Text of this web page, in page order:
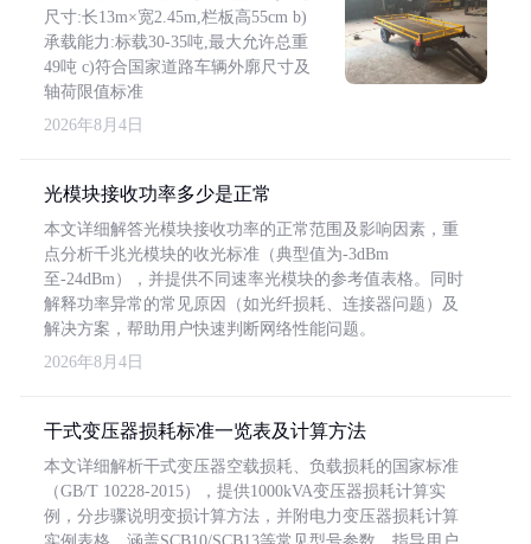
尺寸:长13m×宽2.45m,栏板高55cm b)
承载能力:标载30-35吨,最大允许总重
49吨 c)符合国家道路车辆外廓尺寸及
轴荷限值标准
2026年8月4日
光模块接收功率多少是正常
本文详细解答光模块接收功率的正常范围及影响因素，重
点分析千兆光模块的收光标准（典型值为-3dBm
至-24dBm），并提供不同速率光模块的参考值表格。同时
解释功率异常的常见原因（如光纤损耗、连接器问题）及
解决方案，帮助用户快速判断网络性能问题。
2026年8月4日
干式变压器损耗标准一览表及计算方法
本文详细解析干式变压器空载损耗、负载损耗的国家标准
（GB/T 10228-2015），提供1000kVA变压器损耗计算实
例，分步骤说明变损计算方法，并附电力变压器损耗计算